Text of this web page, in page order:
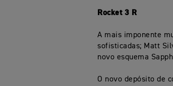
Rocket 3 R
A mais imponente
sofisticadas; Matt
novo esquema
O novo depósito de